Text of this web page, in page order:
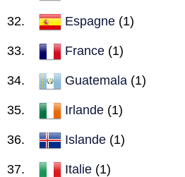
Espagne (1)
France (1)
Guatemala (1)
Irlande (1)
Islande (1)
Italie (1)